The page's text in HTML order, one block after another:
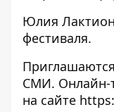
Юлия
фестиваля.
СМИ. Онлайн-
на сайте